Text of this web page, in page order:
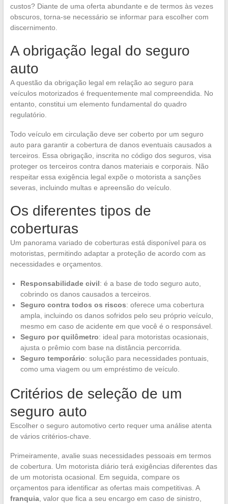
custos? Diante de uma oferta abundante e de termos às vezes
obscuros, torna-se necessário se informar para escolher com
discernimento.
A obrigação legal do seguro
auto
A questão da obrigação legal em relação ao seguro para
veículos motorizados é frequentemente mal compreendida. No
entanto, constitui um elemento fundamental do quadro
regulatório.
Todo veículo em circulação deve ser coberto por um seguro
auto para garantir a cobertura de danos eventuais causados a
terceiros. Essa obrigação, inscrita no código dos seguros, visa
proteger os terceiros contra danos materiais e corporais. Não
respeitar essa exigência legal expõe o motorista a sanções
severas, incluindo multas e apreensão do veículo.
Os diferentes tipos de
coberturas
Um panorama variado de coberturas está disponível para os
motoristas, permitindo adaptar a proteção de acordo com as
necessidades e orçamentos.
Responsabilidade civil: é a base de todo seguro auto,
cobrindo os danos causados a terceiros.
Seguro contra todos os riscos: oferece uma cobertura
ampla, incluindo os danos sofridos pelo seu próprio veículo,
mesmo em caso de acidente em que você é o responsável.
Seguro por quilômetro: ideal para motoristas ocasionais,
ajusta o prêmio com base na distância percorrida.
Seguro temporário: solução para necessidades pontuais,
como uma viagem ou um empréstimo de veículo.
Critérios de seleção de um
seguro auto
Escolher o seguro automotivo certo requer uma análise atenta
de vários critérios-chave.
Primeiramente, avalie suas necessidades pessoais em termos
de cobertura. Um motorista diário terá exigências diferentes das
de um motorista ocasional. Em seguida, compare os
orçamentos para identificar as ofertas mais competitivas. A
franquia, valor que fica a seu encargo em caso de sinistro,